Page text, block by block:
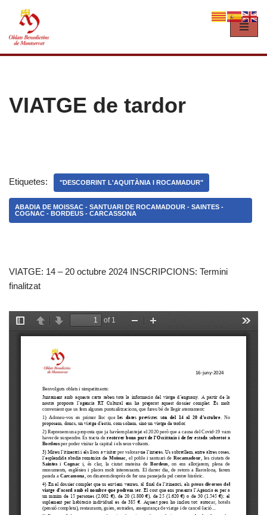
al
VIATGE de tardor
Etiquetes: "DESCOBRINT L'AQUITÀNIA I ROCAMADUR"
ABADIA DE MOISSAC - SANTUARI DE ROCAMADOUR - SAINTES -
COGNAC - BORDEUS - CARCASSONA
VIATGE: 14 – 20 octubre 2024 INSCRIPCIONS: Termini
finalitzat